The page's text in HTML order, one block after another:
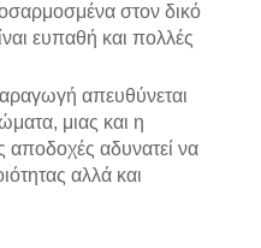
στον δικό
ευπαθή και πολλές
απευθύνεται
μιας και η
αποδοχές αδυνατεί να
αλλά και